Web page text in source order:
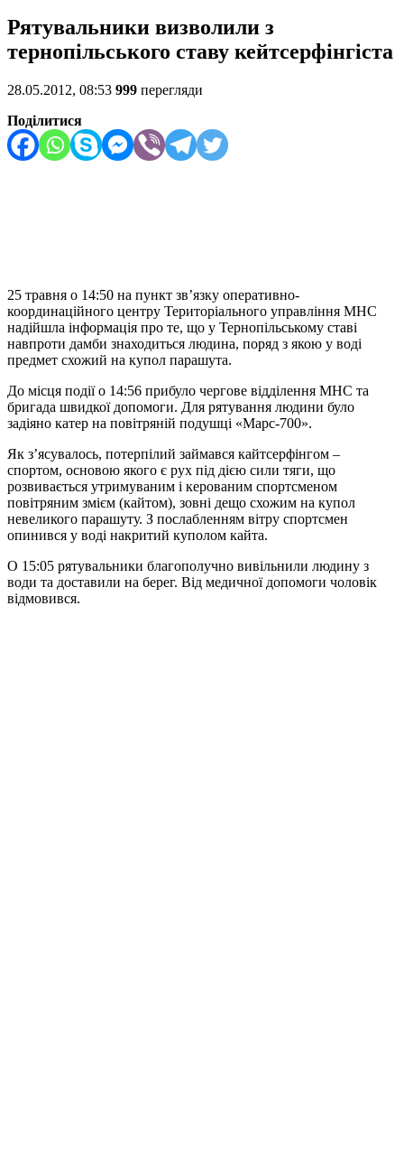
Рятувальники визволили з
тернопільського ставу кейтсерфінгіста
28.05.2012, 08:53 999 перегляди
Поділитися
25 травня о 14:50 на пункт зв’язку оперативно-
координаційного центру Територіального управління МНС
надійшла інформація про те, що у Тернопільському ставі
навпроти дамби знаходиться людина, поряд з якою у воді
предмет схожий на купол парашута.
До місця події о 14:56 прибуло чергове відділення МНС та
бригада швидкої допомоги. Для рятування людини було
задіяно катер на повітряній подушці «Марс-700».
Як з’ясувалось, потерпілий займався кайтсерфінгом –
спортом, основою якого є рух під дією сили тяги, що
розвивається утримуваним і керованим спортсменом
повітряним змієм (кайтом), зовні дещо схожим на купол
невеликого парашуту. З послабленням вітру спортсмен
опинився у воді накритий куполом кайта.
О 15:05 рятувальники благополучно вивільнили людину з
води та доставили на берег. Від медичної допомоги чоловік
відмовився.